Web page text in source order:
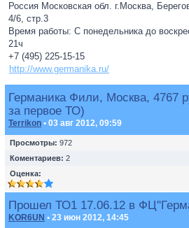
Россия Московская обл. г.Москва,
4/6, стр.3
Время работы: С понедельника до
21ч
+7 (495) 225-15-15
http://www.germanika.ru/
Германика Фили, Москва, 4767
за первое ТО)
Terrikon • 03 авг 2012, 09:59
Просмотры: 972
Коментариев: 2
Оценка:
Прошел ТО1 17.06.12 в
KOR6UN • 23 июн 2012, 14:45